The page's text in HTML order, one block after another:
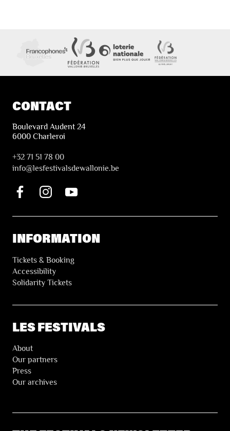
CONTACT
Boulevard Audent 24
6000 Charleroi
+32 71 51 78 00
info@lesfestivalsdewallonie.be
INFORMATION
Tickets & Booking
Accessibility
Solidarity Tickets
LES FESTIVALS
About
Our partners
Press
Our archives